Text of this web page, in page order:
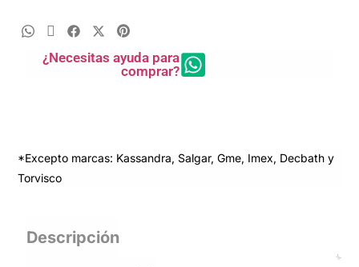
¿Necesitas ayuda para
comprar?
*Excepto marcas: Kassandra, Salgar, Gme, Imex, Decbath y
Torvisco
Descripción